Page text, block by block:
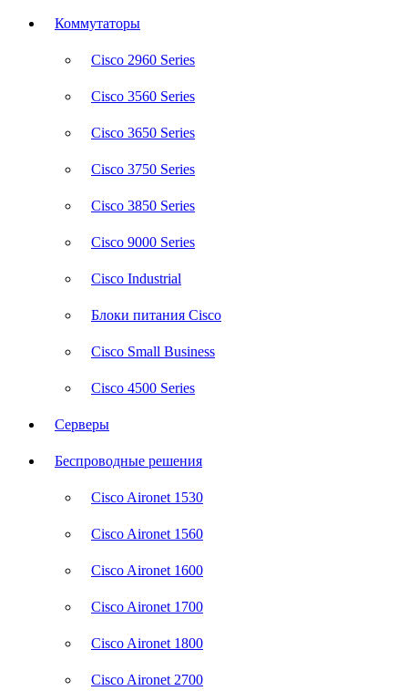
Коммутаторы
Cisco 2960 Series
Cisco 3560 Series
Cisco 3650 Series
Cisco 3750 Series
Cisco 3850 Series
Cisco 9000 Series
Cisco Industrial
Блоки питания Cisco
Cisco Small Business
Cisco 4500 Series
Серверы
Беспроводные решения
Cisco Aironet 1530
Cisco Aironet 1560
Cisco Aironet 1600
Cisco Aironet 1700
Cisco Aironet 1800
Cisco Aironet 2700